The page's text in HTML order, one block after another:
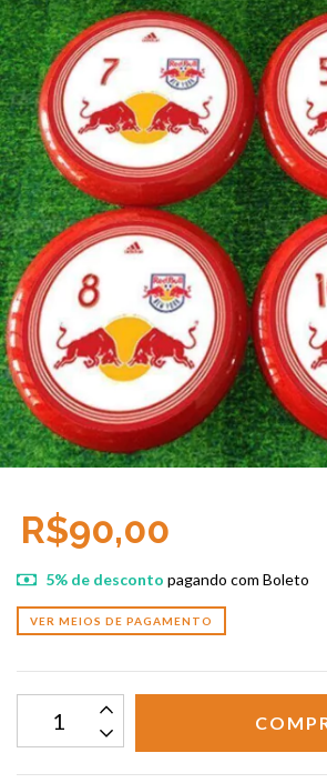
R$90,00
5% de desconto pagando com Boleto
VER MEIOS DE PAGAMENTO